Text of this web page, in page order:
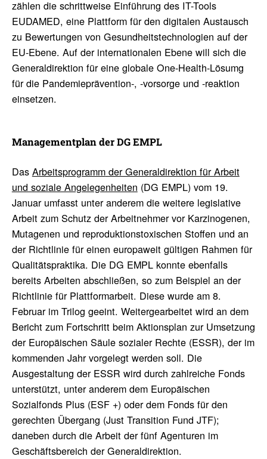
zählen die schrittweise Einführung des IT-Tools
EUDAMED, eine Plattform für den digitalen Austausch
zu Bewertungen von Gesundheitstechnologien auf der
EU-Ebene. Auf der internationalen Ebene will sich die
Generaldirektion für eine globale One-Health-Lösumg
für die Pandemieprävention-, -vorsorge und -reaktion
einsetzen.
Manage­ment­plan der DG EMPL
Das Arbeitsprogrammder Generaldirektion für Arbeit
und soziale Angelegenheiten (DG EMPL) vom 19.
Januar umfasst unter anderem die weitere legislative
Arbeit zum Schutz der Arbeitnehmer vor Karzinogenen,
Mutagenen und reproduktionstoxischen Stoffen und an
der Richtlinie für einen europaweit gültigen Rahmen für
Qualitätspraktika. Die DG EMPL konnte ebenfalls
bereits Arbeiten abschließen, so zum Beispiel an der
Richtlinie für Plattformarbeit. Diese wurde am 8.
Februar im Trilog geeint. Weitergearbeitet wird an dem
Bericht zum Fortschritt beim Aktionsplan zur Umsetzung
der Europäischen Säule sozialer Rechte (ESSR), der im
kommenden Jahr vorgelegt werden soll. Die
Ausgestaltung der ESSR wird durch zahlreiche Fonds
unterstützt, unter anderem dem Europäischen
Sozialfonds Plus (ESF +) oder dem Fonds für den
gerechten Übergang (Just Transition Fund JTF);
daneben durch die Arbeit der fünf Agenturen im
Geschäftsbereich der Generaldirektion.